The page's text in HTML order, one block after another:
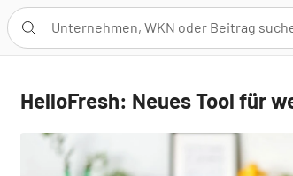
HelloFresh: Neues Tool für